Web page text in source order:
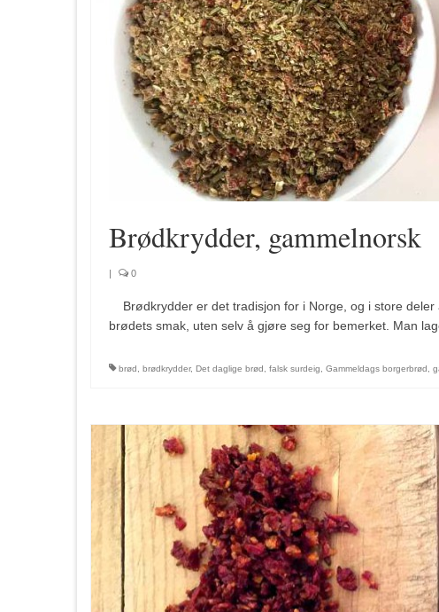
Brødkrydder, gammelnorsk
| 0
Brødkrydder er det tradisjon for i Norge, og i store
brødets smak, uten selv å gjøre seg for bemerket. Man
brød brødkrydder, Det daglige brød falsk surdeig Gammeldags borgerbrød